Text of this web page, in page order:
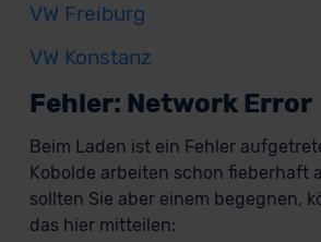
VW Freiburg
VW Konstanz
Fehler: Network Error
Beim Laden ist ein Fehler
Kobolde arbeiten schon fieberhaft
sollten Sie aber einem begegnen,
das hier mitteilen: